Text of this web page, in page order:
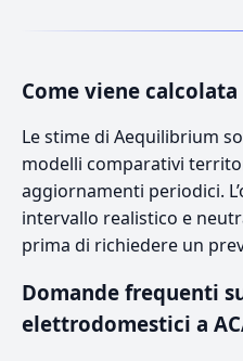
Come viene
Le stime di Aequilibrium
modelli comparativi
aggiornamenti periodici.
intervallo realistico e
prima di richiedere un
Domande frequenti
elettrodomestici a